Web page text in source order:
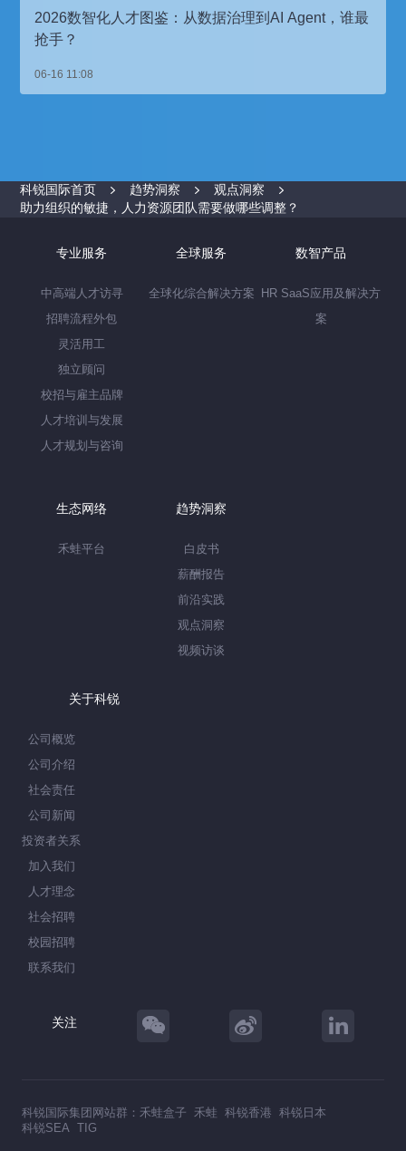
2026数智化人才图鉴：从数据治理到AI Agent，谁最
抢手？
06-16 11:08
科锐国际首页 趋势洞察
观点洞察
助力组织的敏捷，人力资源团队需要做哪些调整？
专业服务
中高端人才访寻
招聘流程外包
灵活用工
独立顾问
校招与雇主品牌
人才培训与发展
人才规划与咨询
全球服务
全球化综合解决方案
数智产品
HR SaaS应用及解决方
案
生态网络
禾蛙平台
趋势洞察
白皮书
薪酬报告
前沿实践
观点洞察
视频访谈
关于科锐
公司概览
公司介绍
社会责任
公司新闻
投资者关系
加入我们
人才理念
社会招聘
校园招聘
联系我们
关注
科锐国际集团网站群： 禾蛙盒子 禾蛙 科锐香港 科锐日本
科锐SEA TIG